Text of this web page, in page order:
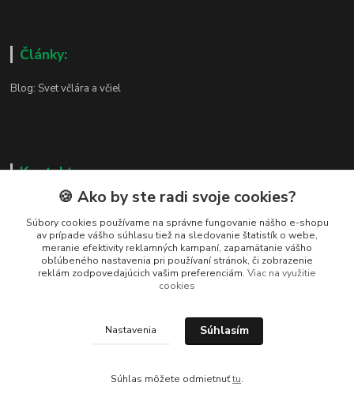
Články:
Blog: Svet včlára a včiel
Kontakty
Zákaznická podpora
+421 919 037 687
Po – Pi 8:00 – 17:00
vcelarstvotrizuliak@centrum.sk
Vytvorené na Eshop-rychlo.sk
🍪 Ako by ste radi svoje cookies?
Súbory cookies používame na správne fungovanie nášho e-shopu
av prípade vášho súhlasu tiež na sledovanie štatistík o webe,
meranie efektivity reklamných kampaní, zapamätanie vášho
obľúbeného nastavenia pri používaní stránok, či zobrazenie
reklám zodpovedajúcich vašim preferenciám. Viac na využitie
cookies
Nastavenia Súhlasím
Súhlas môžete odmietnuťtu.